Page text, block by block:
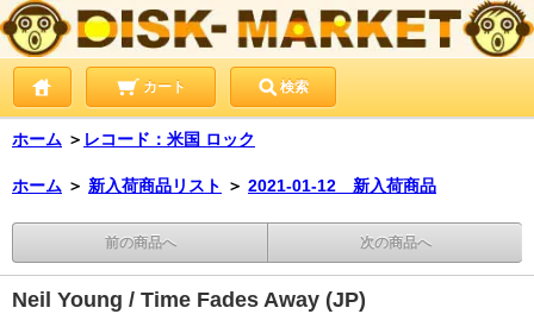
カート 検索
ホーム ＞ レコード：米国 ロック
ホーム ＞ 新入荷商品リスト ＞ 2021-01-12 新入荷商品
前の商品へ 次の商品へ
Neil Young / Time Fades Away (JP)